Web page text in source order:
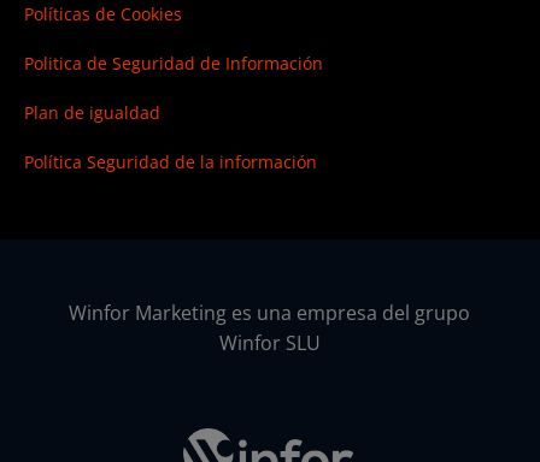
Políticas de Cookies
Politica de Seguridad de Información
Plan de igualdad
Política Seguridad de la información
Winfor Marketing es una empresa del grupo
Winfor SLU